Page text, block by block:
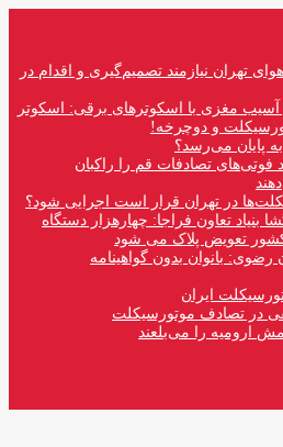
تهران نیازمند تصمیم‌گیری و اقدام در
مغزی با اسکوترهای برقی: اسکوتر
و دوچرخه!
به پایان می‌رسد؟
کرد: 56 درصد فوتی‌های تصادفات قم را راکبان
در تهران قرار است اجرایی شود؟
تعاون فراجا: چهارهزار دستگاه
تعویض پلاک می شود
بانوان بدون گواهینامه
ایران
در تصادف موتورسیکلت
ارومیه را می‌بلعند